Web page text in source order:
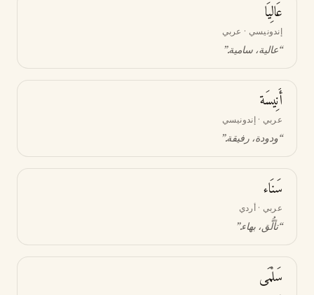
عَالِيَا
إندونيسي · عربي
“عالية، سامية.”
أَنِيسَة
عربي · إندونيسي
“ودودة، رفيقة.”
سَنَاء
عربي · أردي
“تألُّق، بهاء.”
سَلْمَى